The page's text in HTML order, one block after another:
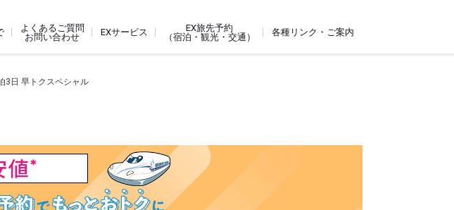
よくあるご質問
お問い合わせ
EXサービス
EX旅先予約
（宿泊・観光・交通）
各種リンク・ご案内
3日 早トクスペシャル